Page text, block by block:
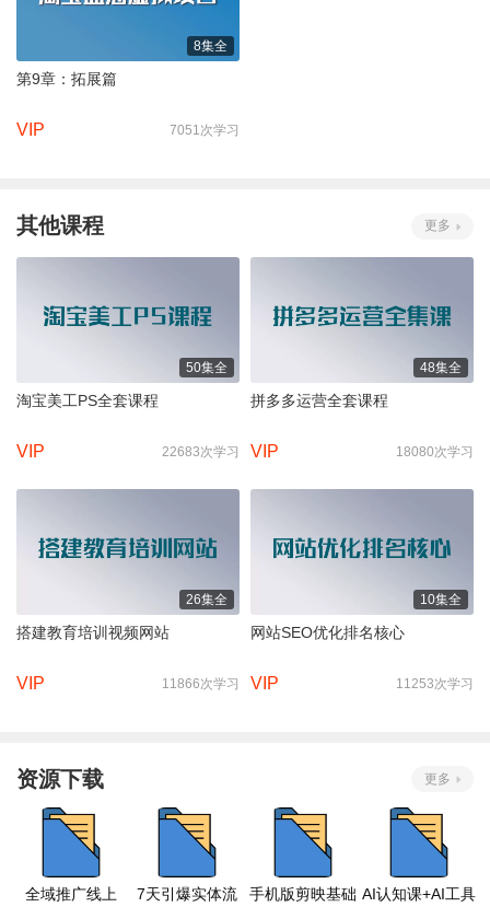
8集全
第9章：拓展篇
VIP 7051次学习
其他课程 更多
50集全
淘宝美工PS全套课程
VIP 22683次学习
48集全
拼多多运营全套课程
VIP 18080次学习
26集全
搭建教育培训视频网站
VIP 11866次学习
10集全
网站SEO优化排名核心
VIP 11253次学习
资源下载 更多
全域推广线上
7天引爆实体流
手机版剪映基础 AI认知课+AI工具